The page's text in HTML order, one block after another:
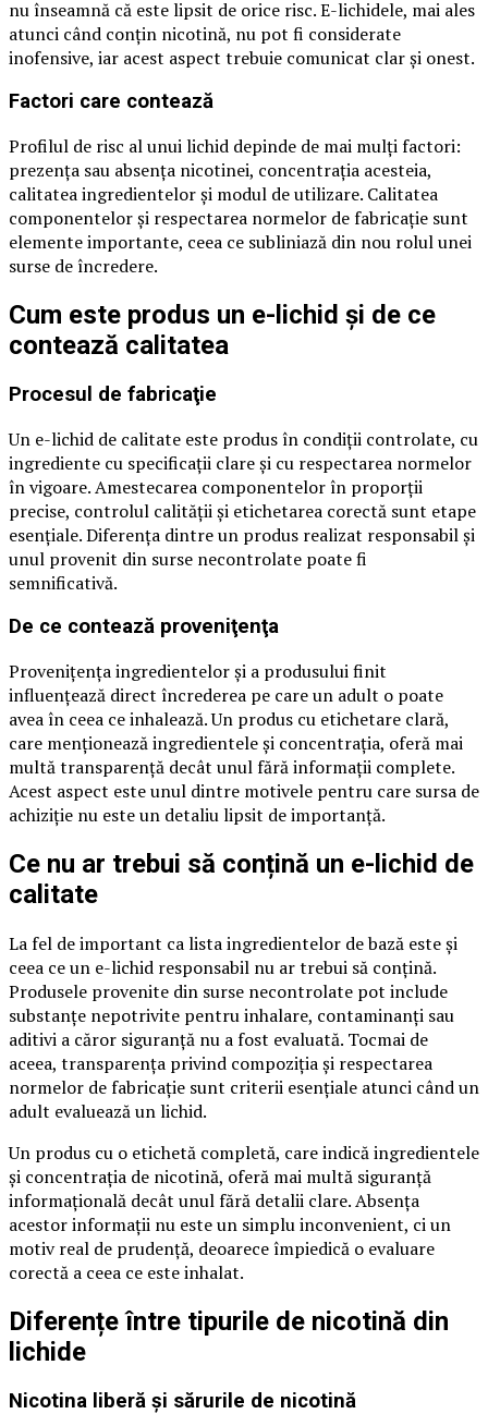
nu înseamnă că este lipsit de orice risc. E-lichidele, mai ales
atunci când conţin nicotină, nu pot fi considerate
inofensive, iar acest aspect trebuie comunicat clar şi onest.
Factori care contează
Profilul de risc al unui lichid depinde de mai mulţi factori:
prezenţa sau absenţa nicotinei, concentraţia acesteia,
calitatea ingredientelor şi modul de utilizare. Calitatea
componentelor şi respectarea normelor de fabricaţie sunt
elemente importante, ceea ce subliniază din nou rolul unei
surse de încredere.
Cum este produs un e-lichid şi de ce
contează calitatea
Procesul de fabricaţie
Un e-lichid de calitate este produs în condiţii controlate, cu
ingrediente cu specificaţii clare şi cu respectarea normelor
în vigoare. Amestecarea componentelor în proporţii
precise, controlul calităţii şi etichetarea corectă sunt etape
esenţiale. Diferenţa dintre un produs realizat responsabil şi
unul provenit din surse necontrolate poate fi
semnificativă.
De ce contează proveniţenţa
Proveniţenţa ingredientelor şi a produsului finit
influenţează direct încrederea pe care un adult o poate
avea în ceea ce inhalează. Un produs cu etichetare clară,
care menţionează ingredientele şi concentraţia, oferă mai
multă transparenţă decât unul fără informaţii complete.
Acest aspect este unul dintre motivele pentru care sursa de
achiziţie nu este un detaliu lipsit de importanţă.
Ce nu ar trebui să conțină un e-lichid de
calitate
La fel de important ca lista ingredientelor de bază este și
ceea ce un e-lichid responsabil nu ar trebui să conțină.
Produsele provenite din surse necontrolate pot include
substanțe nepotrivite pentru inhalare, contaminanți sau
aditivi a căror siguranță nu a fost evaluată. Tocmai de
aceea, transparența privind compoziția și respectarea
normelor de fabricație sunt criterii esențiale atunci când un
adult evaluează un lichid.
Un produs cu o etichetă completă, care indică ingredientele
și concentrația de nicotină, oferă mai multă siguranță
informațională decât unul fără detalii clare. Absența
acestor informații nu este un simplu inconvenient, ci un
motiv real de prudență, deoarece împiedică o evaluare
corectă a ceea ce este inhalat.
Diferențe între tipurile de nicotină din
lichide
Nicotina liberă și sărurile de nicotină